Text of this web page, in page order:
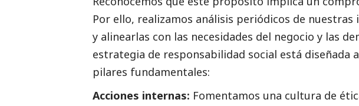
Por ello, realizamos análisis periódicos de
y alinearlas con las necesidades del negocio y las
estrategia de responsabilidad social está diseñada
pilares fundamentales:
Acciones internas: Fomentamos una cultura de